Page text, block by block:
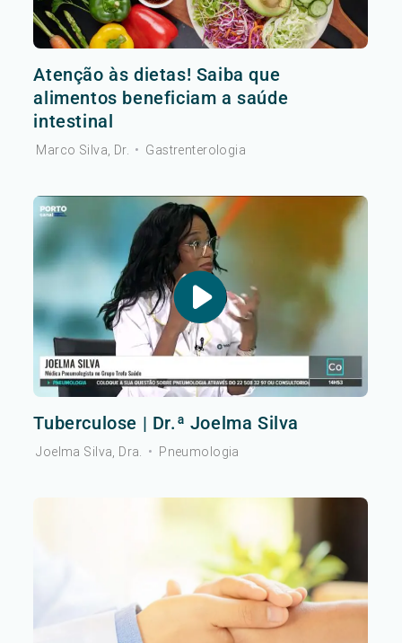
Atenção às dietas! Saiba que
alimentos beneficiam a saúde
intestinal
Marco Silva, Dr. • Gastrenterologia
Tuberculose | Dr.ª Joelma Silva
Joelma Silva, Dra. • Pneumologia